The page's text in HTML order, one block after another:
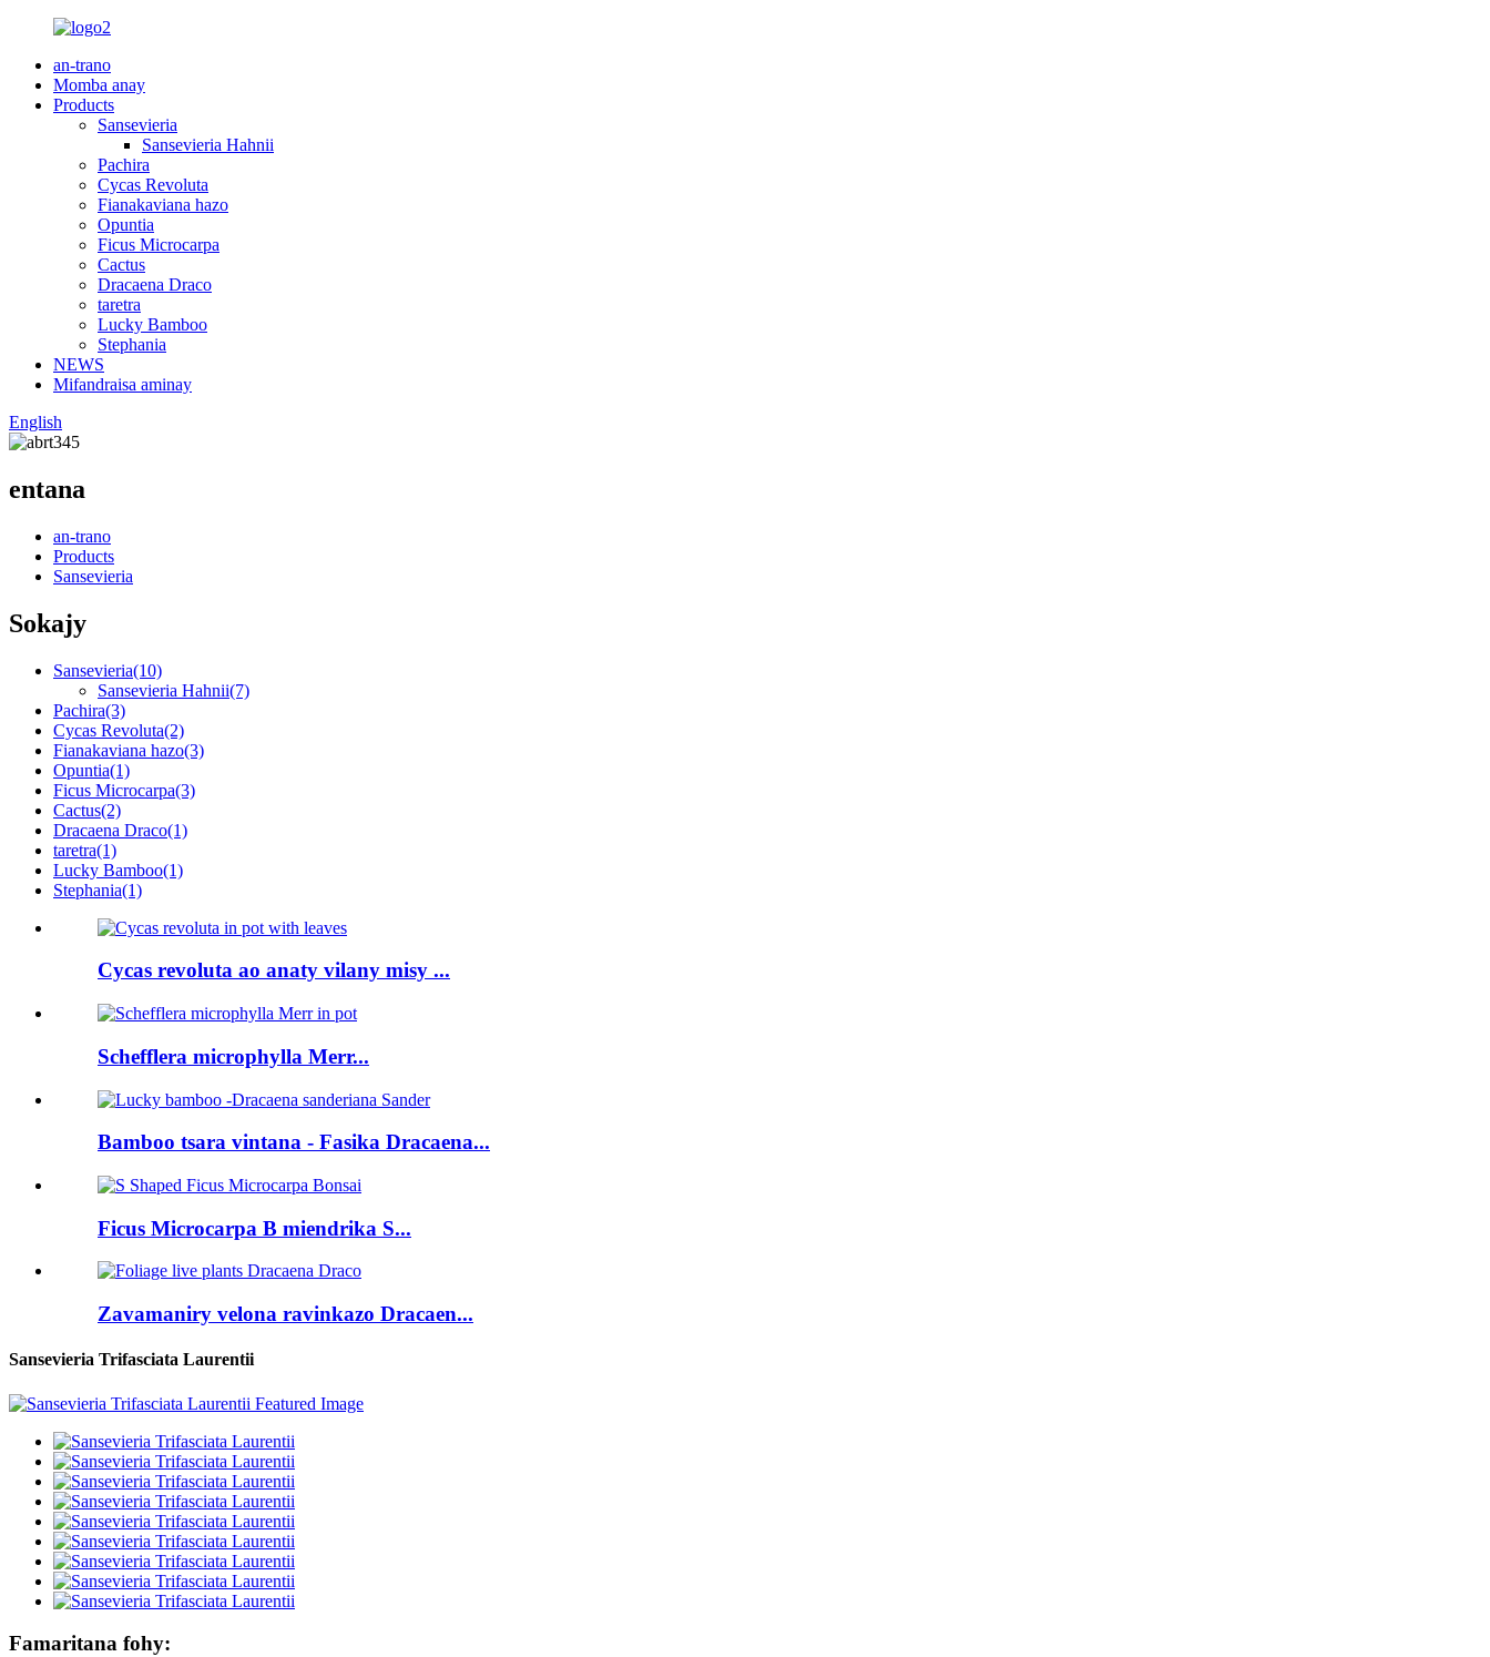
an-trano
Momba anay
Products
Sansevieria
Sansevieria Hahnii
Pachira
Cycas Revoluta
Fianakaviana hazo
Opuntia
Ficus Microcarpa
Cactus
Dracaena Draco
taretra
Lucky Bamboo
Stephania
NEWS
Mifandraisa aminay
English
entana
an-trano
Products
Sansevieria
Sokajy
Sansevieria(10)
Sansevieria Hahnii(7)
Pachira(3)
Cycas Revoluta(2)
Fianakaviana hazo(3)
Opuntia(1)
Ficus Microcarpa(3)
Cactus(2)
Dracaena Draco(1)
taretra(1)
Lucky Bamboo(1)
Stephania(1)
Cycas revoluta ao anaty vilany misy ...
Schefflera microphylla Merr...
Bamboo tsara vintana - Fasika Dracaena...
Ficus Microcarpa B miendrika S...
Zavamaniry velona ravinkazo Dracaen...
Sansevieria Trifasciata Laurentii
Famaritana fohy: